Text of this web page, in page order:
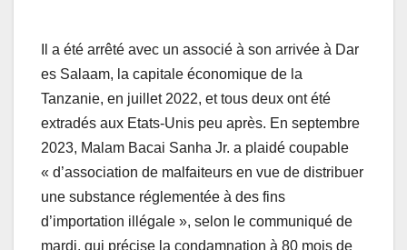
Il a été arrêté avec un associé à son arrivée à Dar
es Salaam, la capitale économique de la
Tanzanie, en juillet 2022, et tous deux ont été
extradés aux Etats-Unis peu après. En septembre
2023, Malam Bacai Sanha Jr. a plaidé coupable
« d’association de malfaiteurs en vue de distribuer
une substance réglementée à des fins
d’importation illégale », selon le communiqué de
mardi, qui précise la condamnation à 80 mois de